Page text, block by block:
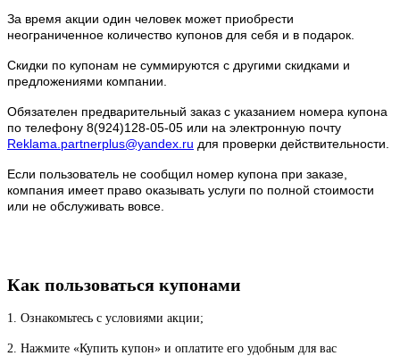
За время акции один человек может приобрести
неограниченное количество купонов для себя и в подарок.
Скидки по купонам не суммируются с другими скидками и
предложениями компании.
Обязателен предварительный заказ с указанием номера купона
по телефону 8(924)128-05-05 или на электронную почту
Reklama.partnerplus@yandex.ru для проверки действительности.
Если пользователь не сообщил номер купона при заказе,
компания имеет право оказывать услуги по полной стоимости
или не обслуживать вовсе.
Как пользоваться купонами
1. Ознакомьтесь с условиями акции;
2. Нажмите «Купить купон» и оплатите его удобным для вас